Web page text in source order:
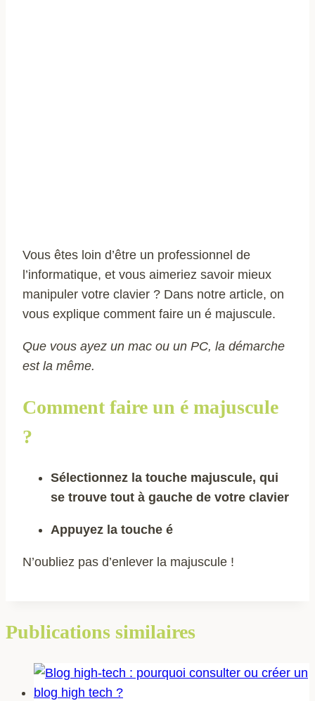
Vous êtes loin d’être un professionnel de
l’informatique, et vous aimeriez savoir mieux
manipuler votre clavier ? Dans notre article, on
vous explique comment faire un é majuscule.
Que vous ayez un mac ou un PC, la démarche
est la même.
Comment faire un é majuscule
?
Sélectionnez la touche majuscule, qui
se trouve tout à gauche de votre clavier
Appuyez la touche é
N’oubliez pas d’enlever la majuscule !
Publications similaires